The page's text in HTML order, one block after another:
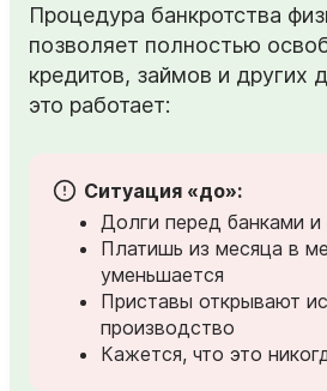
Процедура банкротства
позволяет полностью
кредитов, займов и других
это работает:
Ситуация «до»:
Долги перед банками
Платишь из месяца в
уменьшается
Приставы открывают
производство
Кажется, что это